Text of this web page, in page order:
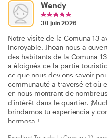
Wendy
30 juin 2026
Notre visite de la Comuna 13
incroyable. Jhoan nous a
des habitants de la Comuna
a éloignés de la partie
ce que nous devions savoir
communauté a traversé et où
en nous montrant de
d'intérêt dans le quartier.
brindarnos tu experiencia y
hermosa !